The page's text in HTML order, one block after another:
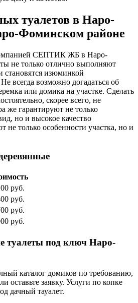
туалетов в Наро-
Фоминском районе
СЕПТИК ЖБ в Наро-
не только отлично выполняют
изюминкой
всегда возможно догадаться об
или домика на участке. Сделать
скорее всего, не
же гарантируют не только
но и высокое качество
не только особенности участка, но и
руб.
руб.
руб.
руб.
туалеты под ключ Наро-
каталог домиков по требованию,
оставьте заявку. Услуги по копке
дачный тауалет.